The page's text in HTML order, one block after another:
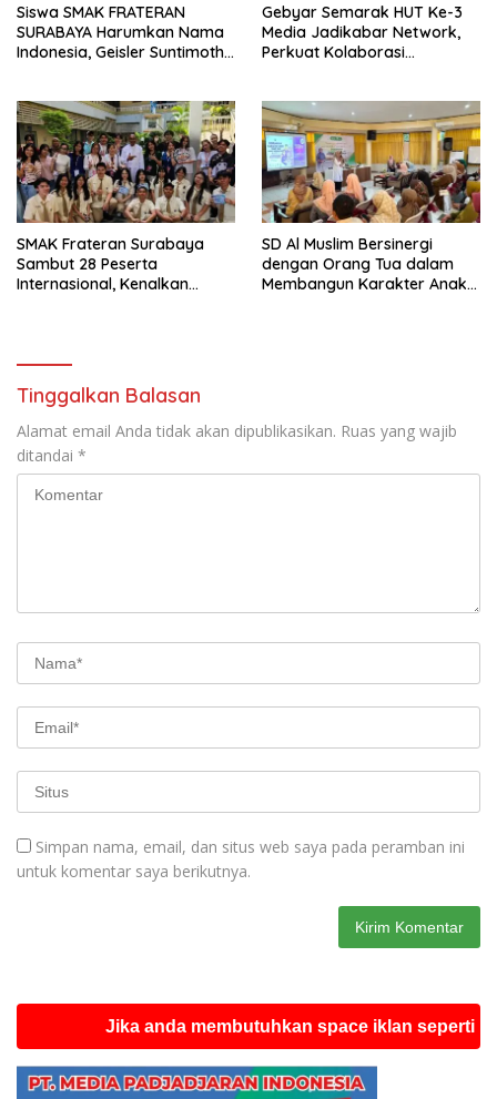
Siswa SMAK FRATERAN
SURABAYA Harumkan Nama
Indonesia, Geisler Suntimothy
Gebyar Semarak HUT Ke-3
Media Jadikabar Network,
Perkuat Kolaborasi
Pariwisata Kota Malang
SMAK Frateran Surabaya
Sambut 28 Peserta
Internasional, Kenalkan
SD Al Muslim Bersinergi
dengan Orang Tua dalam
Membangun Karakter Anak
Tinggalkan Balasan
Alamat email Anda tidak akan dipublikasikan. Ruas yang wajib
ditandai *
Simpan nama, email, dan situs web saya pada peramban ini
untuk komentar saya berikutnya.
Jika anda membutuhkan space iklan seperti ini